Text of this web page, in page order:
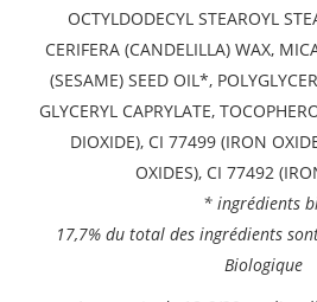
OCTYLDODECYL STEAROYL
CERIFERA (CANDELILLA) WAX,
(SESAME) SEED OIL*,
GLYCERYL CAPRYLATE,
DIOXIDE), CI 77499 (IRON
OXIDES), CI 77492
* ingrédients
17,7% du total des ingrédients
Biologique